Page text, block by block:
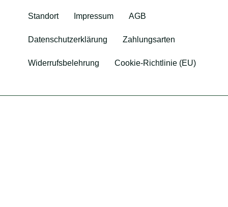
Standort Impressum AGB
Datenschutzerklärung Zahlungsarten
Widerrufsbelehrung Cookie-Richtlinie (EU)